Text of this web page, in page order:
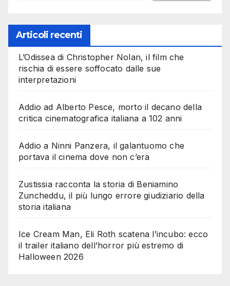
Articoli recenti
L’Odissea di Christopher Nolan, il film che
rischia di essere soffocato dalle sue
interpretazioni
Addio ad Alberto Pesce, morto il decano della
critica cinematografica italiana a 102 anni
Addio a Ninni Panzera, il galantuomo che
portava il cinema dove non c’era
Zustissia racconta la storia di Beniamino
Zuncheddu, il più lungo errore giudiziario della
storia italiana
Ice Cream Man, Eli Roth scatena l’incubo: ecco
il trailer italiano dell’horror più estremo di
Halloween 2026